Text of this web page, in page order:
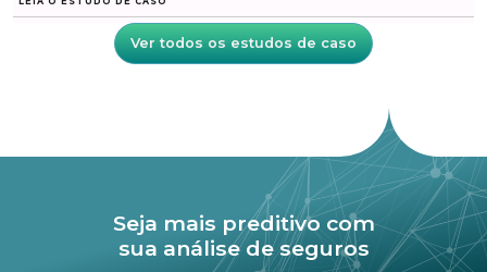
Ver todos os estudos de caso
Seja mais preditivo com
sua análise de seguros